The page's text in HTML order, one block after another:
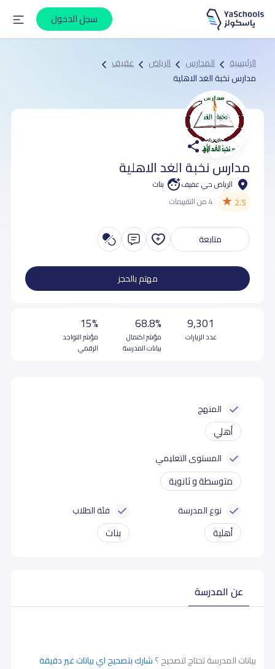
سجل الدخول
الرئيسية المدارس الرياض
عفيف
مدارس نخبة الغد الاهلية
مدارس نخبة الغد الاهلية
الرياض حي عفيف بنات
2.5
★ 4 من التقييمات
متابعة
مهتم بالحجز
9,301
عدد الزيارات
68.8%
مؤشر اكتمال
بيانات المدرسة
15%
مؤشر التواجد
الرقمي
المنهج
أهلي
المستوى التعليمي
متوسطة و ثانوية
نوع المدرسة
أهلية
فئة الطلاب
بنات
عن المدرسة
بيانات المدرسة تحتاج لتصحيح ؟شارك بتصحيح اي بيانات غير دقيقة